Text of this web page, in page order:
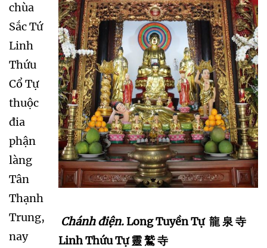
Chánh điện.Long Tuyền Tự 龍 泉 寺
Linh Thứu Tự 靈 鷲 寺
chùa
Sắc Tứ
Linh
Thứu
Cổ Tự
thuộc
đia
phận
làng
Tân
Thạnh
Trung,
nay